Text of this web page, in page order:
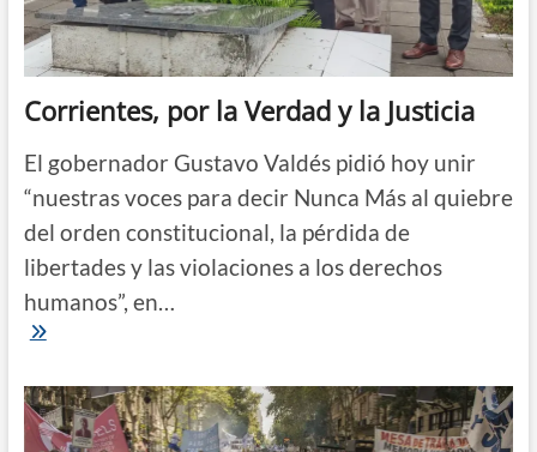
dijo
Alberto
Fernández
Corrientes, por la Verdad y la Justicia
El gobernador Gustavo Valdés pidió hoy unir
“nuestras voces para decir Nunca Más al quiebre
del orden constitucional, la pérdida de
libertades y las violaciones a los derechos
humanos”, en…
Corrientes,
Verdad
y